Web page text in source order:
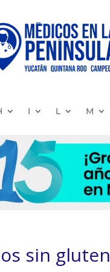
I L M
sin gluten